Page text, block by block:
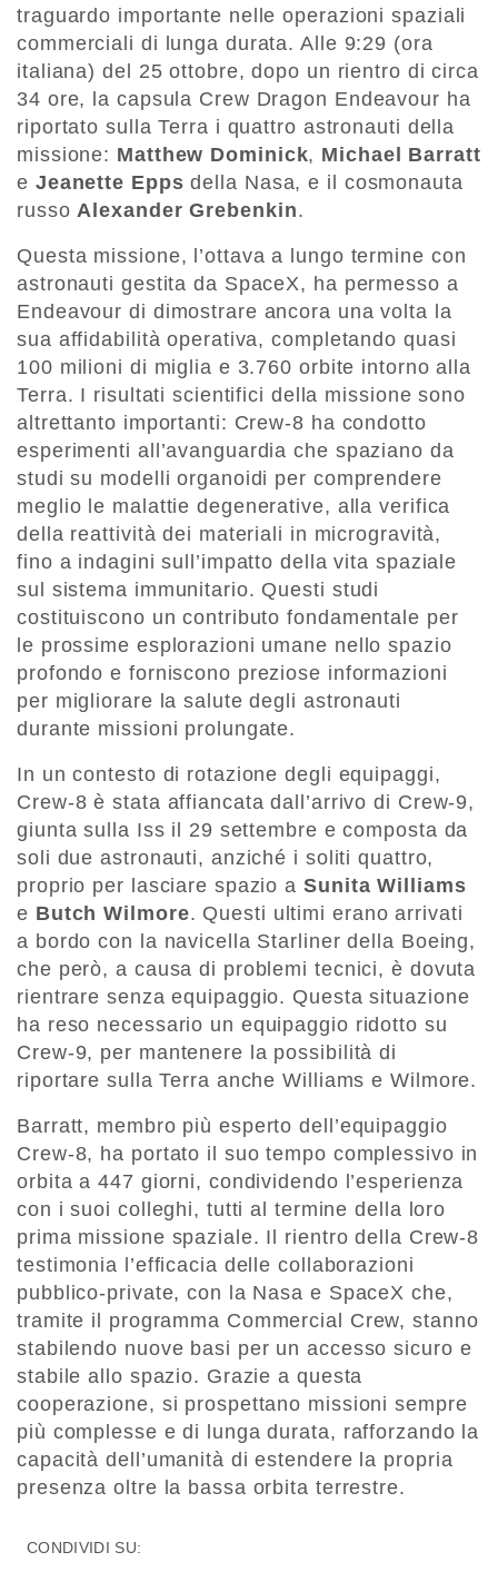
traguardo importante nelle operazioni spaziali
commerciali di lunga durata. Alle 9:29 (ora
italiana) del 25 ottobre, dopo un rientro di circa
34 ore, la capsula Crew Dragon Endeavour ha
riportato sulla Terra i quattro astronauti della
missione: Matthew Dominick, Michael Barratt
e Jeanette Epps della Nasa, e il cosmonauta
russo Alexander Grebenkin.
Questa missione, l’ottava a lungo termine con
astronauti gestita da SpaceX, ha permesso a
Endeavour di dimostrare ancora una volta la
sua affidabilità operativa, completando quasi
100 milioni di miglia e 3.760 orbite intorno alla
Terra. I risultati scientifici della missione sono
altrettanto importanti: Crew-8 ha condotto
esperimenti all’avanguardia che spaziano da
studi su modelli organoidi per comprendere
meglio le malattie degenerative, alla verifica
della reattività dei materiali in microgravità,
fino a indagini sull’impatto della vita spaziale
sul sistema immunitario. Questi studi
costituiscono un contributo fondamentale per
le prossime esplorazioni umane nello spazio
profondo e forniscono preziose informazioni
per migliorare la salute degli astronauti
durante missioni prolungate.
In un contesto di rotazione degli equipaggi,
Crew-8 è stata affiancata dall’arrivo di Crew-9,
giunta sulla Iss il 29 settembre e composta da
soli due astronauti, anziché i soliti quattro,
proprio per lasciare spazio a Sunita Williams
e Butch Wilmore. Questi ultimi erano arrivati
a bordo con la navicella Starliner della Boeing,
che però, a causa di problemi tecnici, è dovuta
rientrare senza equipaggio. Questa situazione
ha reso necessario un equipaggio ridotto su
Crew-9, per mantenere la possibilità di
riportare sulla Terra anche Williams e Wilmore.
Barratt, membro più esperto dell’equipaggio
Crew-8, ha portato il suo tempo complessivo in
orbita a 447 giorni, condividendo l’esperienza
con i suoi colleghi, tutti al termine della loro
prima missione spaziale. Il rientro della Crew-8
testimonia l’efficacia delle collaborazioni
pubblico-private, con la Nasa e SpaceX che,
tramite il programma Commercial Crew, stanno
stabilendo nuove basi per un accesso sicuro e
stabile allo spazio. Grazie a questa
cooperazione, si prospettano missioni sempre
più complesse e di lunga durata, rafforzando la
capacità dell’umanità di estendere la propria
presenza oltre la bassa orbita terrestre.
CONDIVIDI SU: